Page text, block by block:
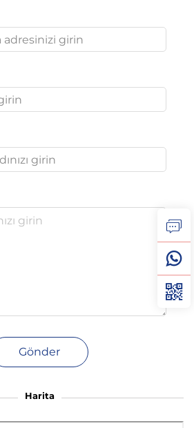
Gönder
Harita